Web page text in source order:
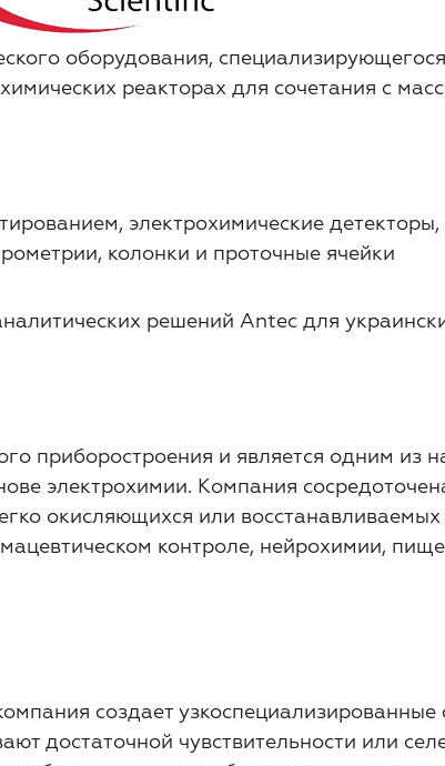
оборудования,
реакторах для сочетания с
электрохимические
колонки и проточные ячейки
решений Antec для
приборостроения и является одним из
электрохимии. Компания
окисляющихся или
контроле, нейрохимии,
создает
достаточной чувствительности или